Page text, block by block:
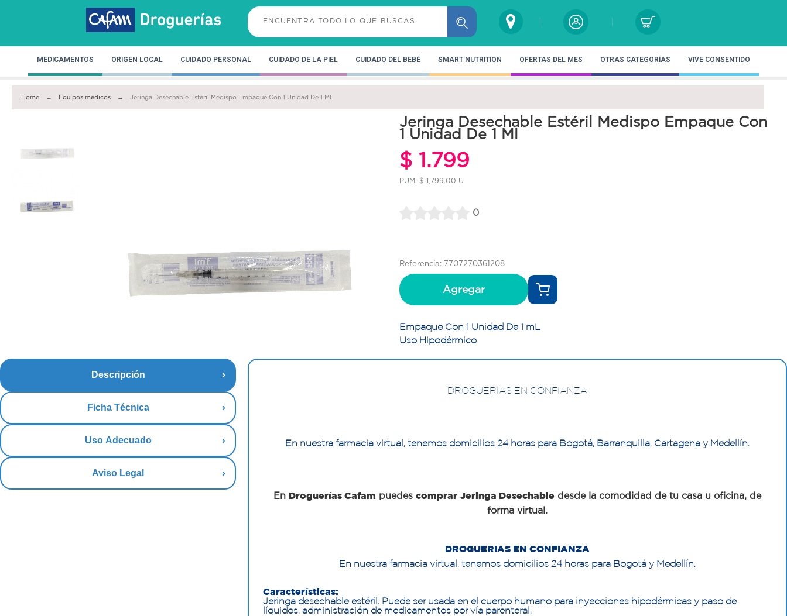
MEDICAMENTOS ORIGEN LOCAL CUIDADO PERSONAL CUIDADO DE LA PIEL CUIDADO DEL BEBÉ SMART NUTRITION OFERTAS DEL MES OTRAS CATEGORÍAS VIVE CONSENTIDO
Home Equipos médicos Jeringa Desechable Estéril Medispo Empaque Con 1 Unidad De 1 Ml
Jeringa Desechable Estéril Medispo Empaque Con
1 Unidad De 1 Ml
$ 1.799
PUM: $ 1,799.00 U
0
Referencia: 7707270361208
Agregar
Empaque Con 1 Unidad De 1 mL
Uso Hipodérmico
Descripción
Ficha Técnica
Uso Adecuado
Aviso Legal
DROGUERÍAS EN CONFIANZA
En nuestra farmacia virtual, tenemos domicilios 24 horas para Bogotá, Barranquilla, Cartagena y Medellín.
En Droguerías Cafam puedescomprar Jeringa Desechable desde la comodidad de tu casa u oficina, de
forma virtual.
DROGUERIAS EN CONFIANZA
En nuestra farmacia virtual, tenemos domicilios 24 horas para Bogotá y Medellín.
Características:
Jeringa desechable estéril. Puede ser usada en el cuerpo humano para inyecciones hipodérmicas y paso de
líquidos, administración de medicamentos por vía parenteral.